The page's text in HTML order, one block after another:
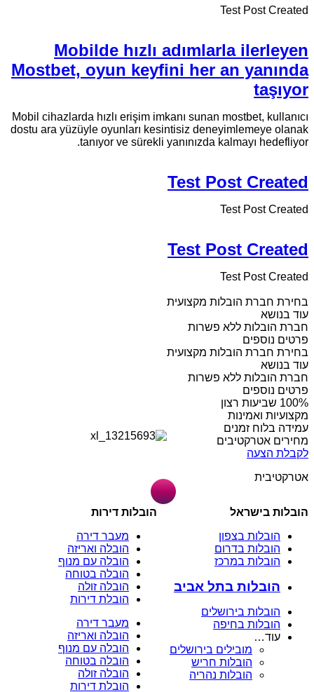
Test Post Created
Mobilde hızlı adımlarla ilerleyen
Mostbet, oyun keyfini her an yanında
taşıyor
Mobil cihazlarda hızlı erişim imkanı sunan mostbet, kullanıcı
dostu ara yüzüyle oyunları kesintisiz deneyimlemeye olanak
tanıyor ve sürekli yanınızda kalmayı hedefliyor.
Test Post Created
Test Post Created
Test Post Created
Test Post Created
בחירת חברת הובלות מקצועית
עוד בנושא
חברת הובלות ללא פשרות
פרטים נוספים
בחירת חברת הובלות מקצועית
עוד בנושא
חברת הובלות ללא פשרות
פרטים נוספים
מקצועיות ואמינות
עמידה בלוח זמנים
מחירים אטרקטיבים
לקבלת הצעה
אטרקטיבית
הובלות בישראל
הובלות בצפון
הובלות בדרום
הובלות במרכז
הובלות בתל אביב
הובלות בירושלים
הובלות בחיפה
עוד…
מובילים בירושלים
הובלות חריש
הובלות נהריה
הובלות דירות
מעבר דירה
הובלה ואריזה
הובלה עם מנוף
הובלה בטוחה
הובלה זולה
הובלת דירות
מעבר דירה
הובלה ואריזה
הובלה עם מנוף
הובלה בטוחה
הובלה זולה
הובלת דירות